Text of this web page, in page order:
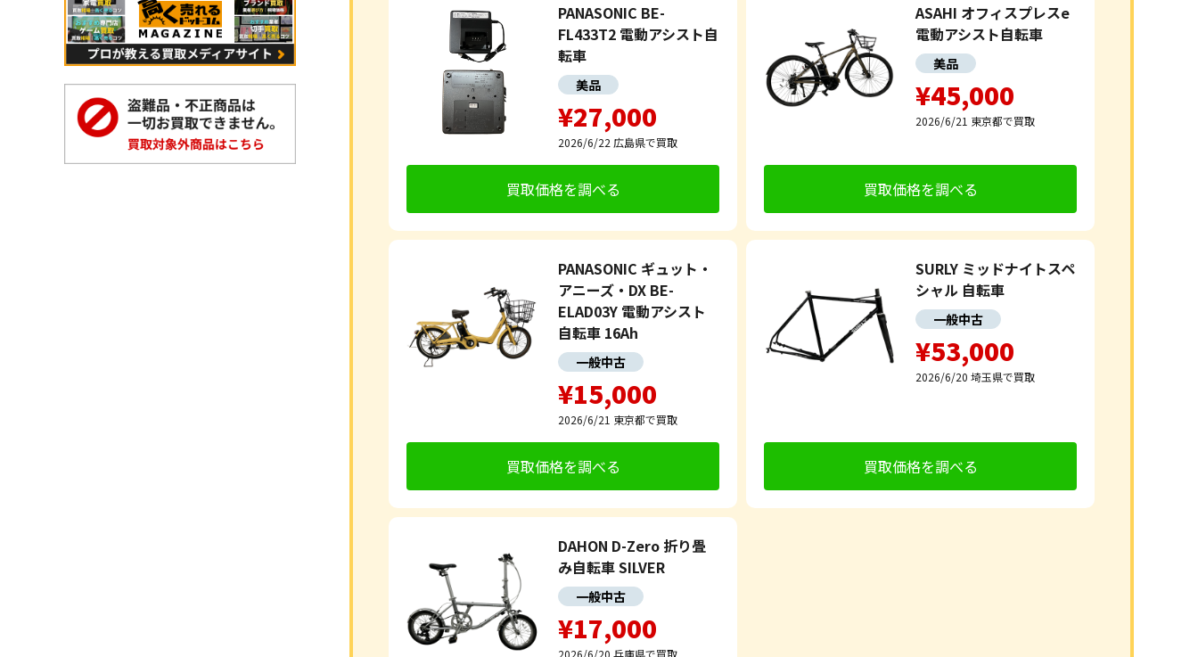
PANASONIC BE-
FL433T2 電動アシスト自
転車
美品
¥27,000
2026/6/22 広島県で買取
買取価格を調べる
ASAHI オフィスプレスe
電動アシスト自転車
美品
¥45,000
2026/6/21 東京都で買取
買取価格を調べる
PANASONIC ギュット・
アニーズ・DX BE-
ELAD03Y 電動アシスト
自転車 16Ah
一般中古
¥15,000
2026/6/21 東京都で買取
買取価格を調べる
SURLY ミッドナイトスペ
シャル 自転車
一般中古
¥53,000
2026/6/20 埼玉県で買取
買取価格を調べる
DAHON D-Zero 折り畳
み自転車 SILVER
一般中古
¥17,000
2026/6/20 兵庫県で買取